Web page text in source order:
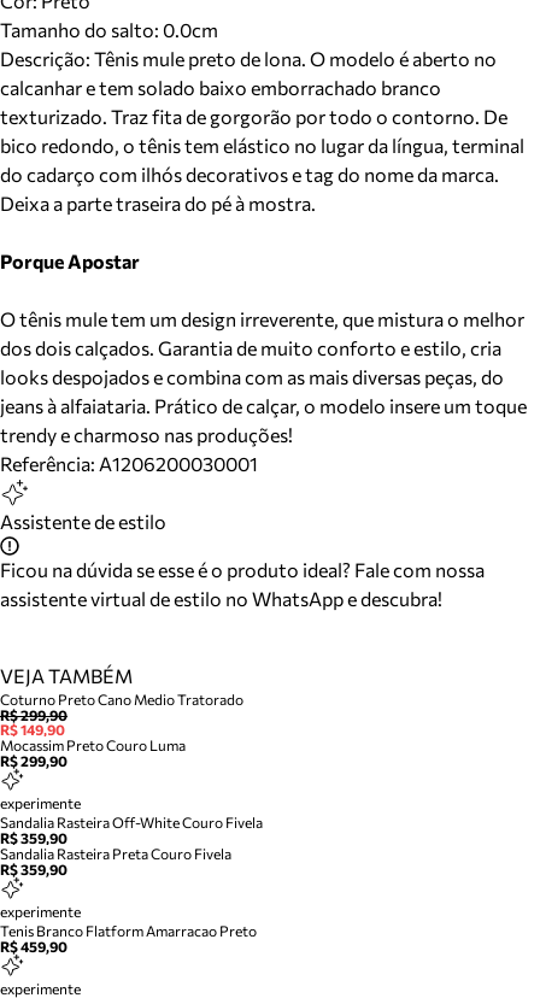
Tamanho do salto: 0.0cm
Descrição: Tênis mule preto de lona. O modelo é aberto no
calcanhar e tem solado baixo emborrachado branco
texturizado. Traz fita de gorgorão por todo o contorno. De
bico redondo, o tênis tem elástico no lugar da língua, terminal
do cadarço com ilhós decorativos e tag do nome da marca.
Deixa a parte traseira do pé à mostra.
Porque Apostar
O tênis mule tem um design irreverente, que mistura o melhor
dos dois calçados. Garantia de muito conforto e estilo, cria
looks despojados e combina com as mais diversas peças, do
jeans à alfaiataria. Prático de calçar, o modelo insere um toque
trendy e charmoso nas produções!
Referência: A1206200030001
Assistente de estilo
Ficou na dúvida se esse é o produto ideal? Fale com nossa
assistente virtual de estilo no WhatsApp e descubra!
VEJA TAMBÉM
Coturno Preto Cano Medio Tratorado
R$ 299,90
R$ 149,90
Mocassim Preto Couro Luma
R$ 299,90
experimente
Sandalia Rasteira Off-White Couro Fivela
R$ 359,90
Sandalia Rasteira Preta Couro Fivela
R$ 359,90
experimente
Tenis Branco Flatform Amarracao Preto
R$ 459,90
experimente